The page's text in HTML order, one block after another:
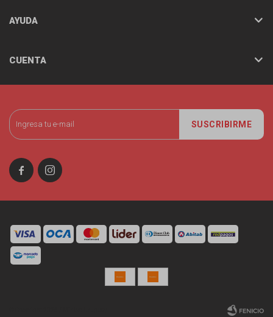
SUSCRIBIRME
 
AYUDA
CUENTA